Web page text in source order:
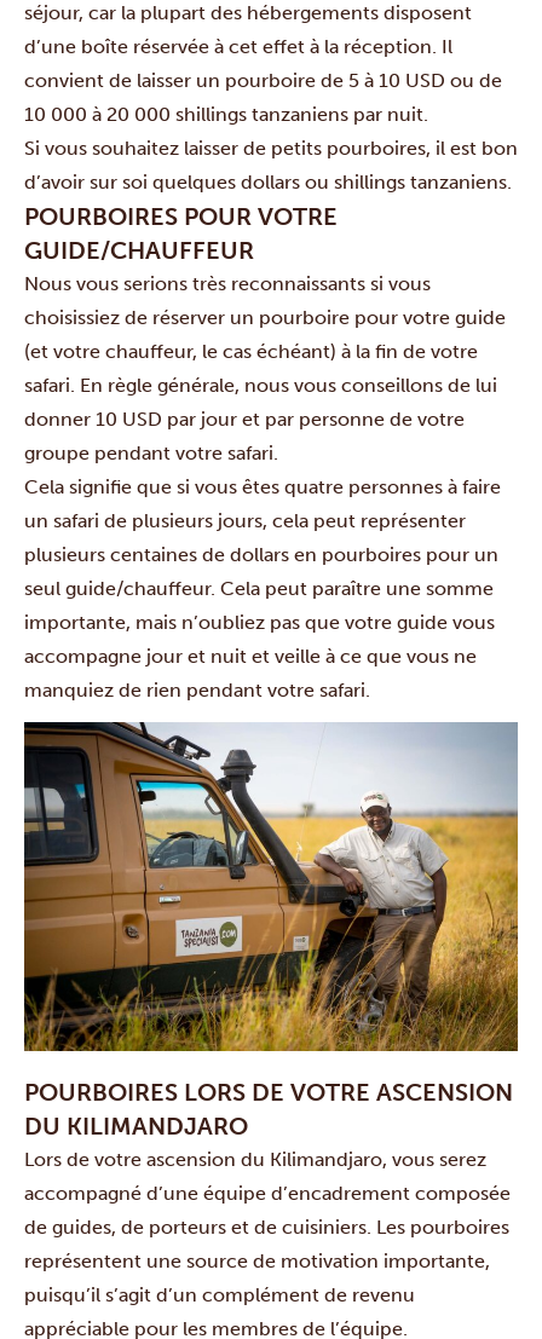
séjour, car la plupart des hébergements disposent
d’une boîte réservée à cet effet à la réception. Il
convient de laisser un pourboire de 5 à 10 USD ou de
10 000 à 20 000 shillings tanzaniens par nuit.
Si vous souhaitez laisser de petits pourboires, il est bon
d’avoir sur soi quelques dollars ou shillings tanzaniens.
POURBOIRES POUR VOTRE
GUIDE/CHAUFFEUR
Nous vous serions très reconnaissants si vous
choisissiez de réserver un pourboire pour votre guide
(et votre chauffeur, le cas échéant) à la fin de votre
safari. En règle générale, nous vous conseillons de lui
donner 10 USD par jour et par personne de votre
groupe pendant votre safari.
Cela signifie que si vous êtes quatre personnes à faire
un safari de plusieurs jours, cela peut représenter
plusieurs centaines de dollars en pourboires pour un
seul guide/chauffeur. Cela peut paraître une somme
importante, mais n’oubliez pas que votre guide vous
accompagne jour et nuit et veille à ce que vous ne
manquiez de rien pendant votre safari.
POURBOIRES LORS DE VOTRE ASCENSION
DU KILIMANDJARO
Lors de votre ascension du Kilimandjaro, vous serez
accompagné d’une équipe d’encadrement composée
de guides, de porteurs et de cuisiniers. Les pourboires
représentent une source de motivation importante,
puisqu’il s’agit d’un complément de revenu
appréciable pour les membres de l’équipe.